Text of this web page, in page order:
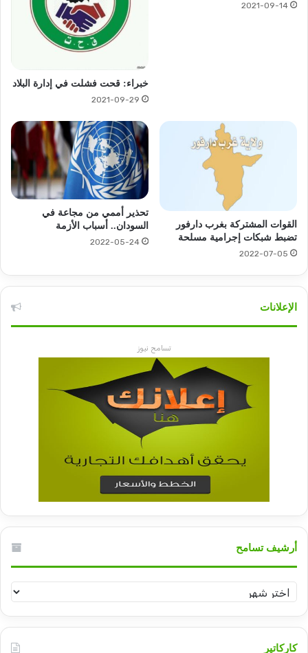
2021-09-14
خبراء: قحت فشلت في إدارة البلاد
2021-09-29
القوات المشتركة بغرب دارفور
تضبط شبكات إجرامية مسلحة
2022-07-05
تحذير أممي من مجاعة في
السودان.. أسباب الأزمة
2022-05-24
الإعلانات
تسامح نيوز
أرشيف تسامح
أرشيف
تسامح
كاركاتير